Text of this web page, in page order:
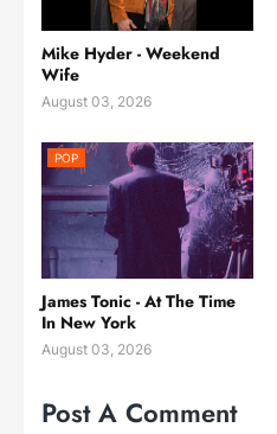
Mike Hyder - Weekend
Wife
August 03, 2026
POP
James Tonic - At The Time
In New York
August 03, 2026
Post A Comment